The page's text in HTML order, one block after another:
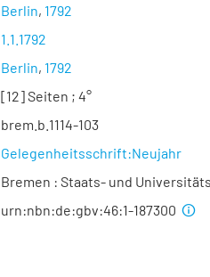
Berlin, 1792
1.1.1792
Berlin, 1792
[12] Seiten ; 4°
brem.b.1114-103
Gelegenheitsschrift:Neujahr
Bremen : Staats- und
urn:nbn:de:gbv:46:1-187300